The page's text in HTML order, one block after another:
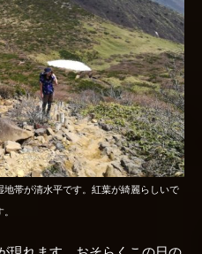
帯が清水平です。紅葉が綺麗らしいで
。